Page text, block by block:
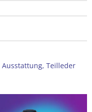
Ausstattung, Teilleder